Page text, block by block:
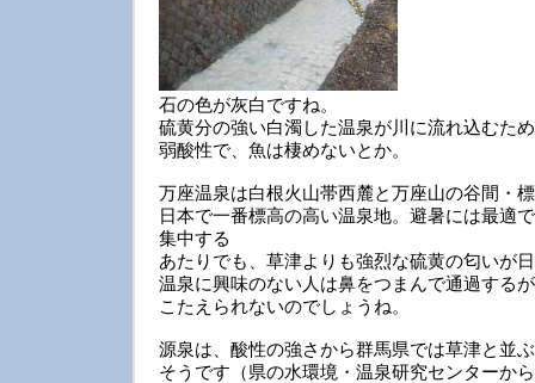
石の色が灰白ですね。
硫黄分の強い白濁した温泉が川に流れ込むた
弱酸性で、魚は棲めないとか。
万座温泉は白根火山帯西麓と万座山の谷間・
日本で一番標高の高い温泉地。避暑には最適
集中する
あたりでも、草津よりも強烈な硫黄の匂いが
温泉に興味のない人は鼻をつまんで通過する
こたえられないのでしょうね。
源泉は、酸性の強さから群馬県では草津と並
そうです（県の水環境・温泉研究センターか